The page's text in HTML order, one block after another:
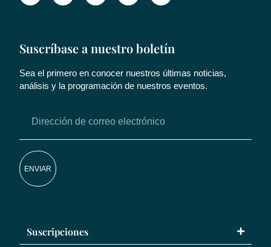
Suscríbase a nuestro boletín
Sea el primero en conocer nuestros últimas noticias,
análisis y la programación de nuestros eventos.
ENVIAR
Suscripciones